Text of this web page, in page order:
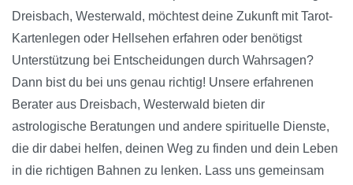
Dreisbach, Westerwald, möchtest deine Zukunft mit Tarot-
Kartenlegen oder Hellsehen erfahren oder benötigst
Unterstützung bei Entscheidungen durch Wahrsagen?
Dann bist du bei uns genau richtig! Unsere erfahrenen
Berater aus Dreisbach, Westerwald bieten dir
astrologische Beratungen und andere spirituelle Dienste,
die dir dabei helfen, deinen Weg zu finden und dein Leben
in die richtigen Bahnen zu lenken. Lass uns gemeinsam